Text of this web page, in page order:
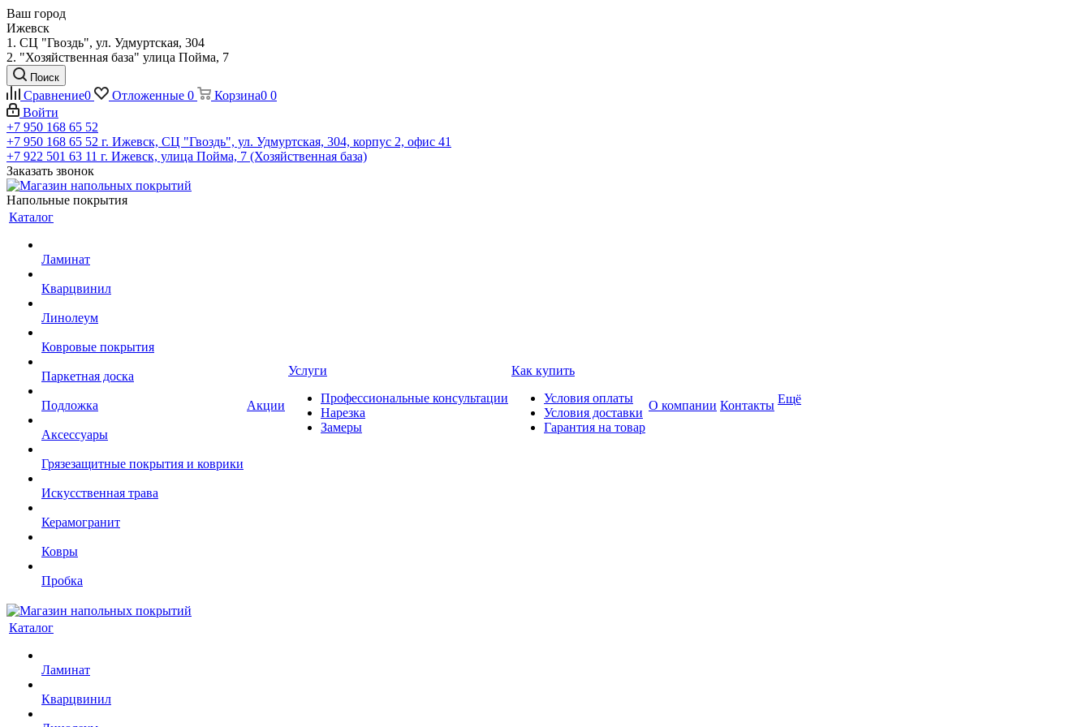
Ваш город
Ижевск
1. СЦ "Гвоздь", ул. Удмуртская, 304
2. "Хозяйственная база" улица Пойма, 7
Поиск
Сравнение0 Отложенные 0 Корзина0 0
Войти
+7 950 168 65 52
+7 950 168 65 52 г. Ижевск, СЦ "Гвоздь", ул. Удмуртская, 304, корпус 2, офис 41
+7 922 501 63 11 г. Ижевск, улица Пойма, 7 (Хозяйственная база)
Заказать звонок
Напольные покрытия
Каталог
Ламинат
Кварцвинил
Линолеум
Ковровые покрытия
Паркетная доска
Подложка
Аксессуары
Грязезащитные покрытия и коврики
Искусственная трава
Керамогранит
Ковры
Пробка
Акции
Услуги
Профессиональные консультации
Нарезка
Замеры
Как купить
Условия оплаты
Условия доставки
Гарантия на товар
О компании Контакты Ещё
Каталог
Ламинат
Кварцвинил